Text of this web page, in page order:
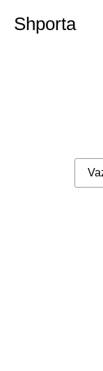
Shporta